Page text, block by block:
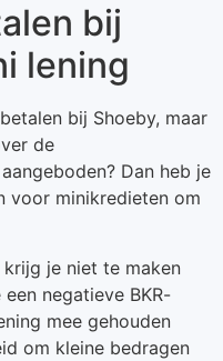
bij
lening
bij Shoeby, maar
de
Dan heb je
voor minikredieten om
je niet te maken
negatieve BKR-
mee gehouden
om kleine bedragen